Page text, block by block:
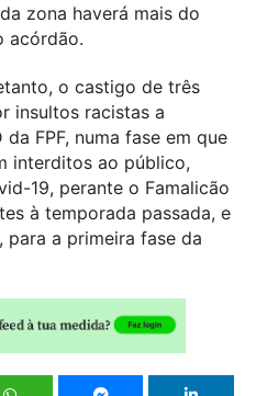
zona haverá mais do
acórdão.
o castigo de três
insultos racistas a
FPF, numa fase em que
interditos ao público,
19, perante o Famalicão
à temporada passada, e
a primeira fase da